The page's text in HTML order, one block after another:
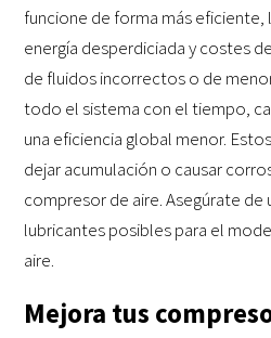
funcione de forma más eficiente,
energía desperdiciada y costes
de fluidos incorrectos o de
todo el sistema con el tiempo,
una eficiencia global menor.
dejar acumulación o causar
compresor de aire. Asegúrate de
lubricantes posibles para el
aire.
Mejora tus